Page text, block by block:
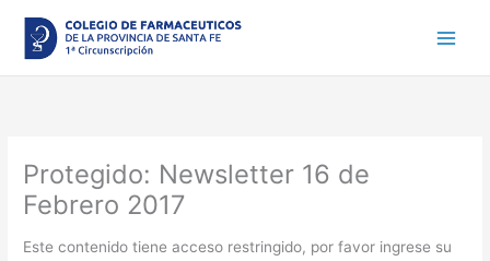
contenido
Protegido: Newsletter 16 de
Febrero 2017
Este contenido tiene acceso restringido, por favor ingrese su